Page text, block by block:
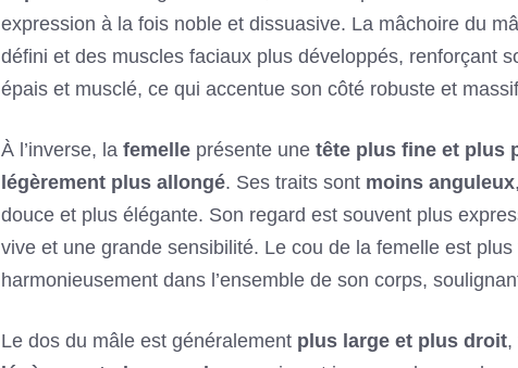
expression à la fois noble et dissuasive. La mâchoire du
défini et des muscles faciaux plus développés, renforçant
épais et musclé, ce qui accentue son côté robuste et
À l’inverse, la femelleprésente une tête plus fine et plus
légèrement plus allongé. Ses traits sont moins anguleux
douce et plus élégante. Son regard est souvent plus
vive et une grande sensibilité. Le cou de la femelle est
harmonieusement dans l’ensemble de son corps,
Le dos du mâle est généralement plus large et plus droit,